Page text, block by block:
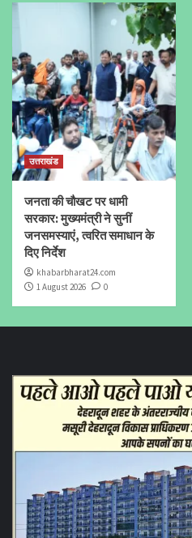
उत्तराखंड
जनता की चौखट पर धामी
सरकार: मुख्यमंत्री ने सुनीं
जनसमस्याएं, त्वरित समाधान के
दिए निर्देश
khabarbharat24.com
1 August 2026
0